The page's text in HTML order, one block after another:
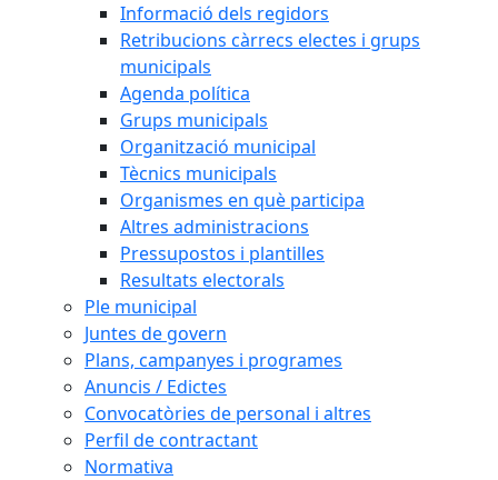
Informació dels regidors
Retribucions càrrecs electes i grups
municipals
Agenda política
Grups municipals
Organització municipal
Tècnics municipals
Organismes en què participa
Altres administracions
Pressupostos i plantilles
Resultats electorals
Ple municipal
Juntes de govern
Plans, campanyes i programes
Anuncis / Edictes
Convocatòries de personal i altres
Perfil de contractant
Normativa